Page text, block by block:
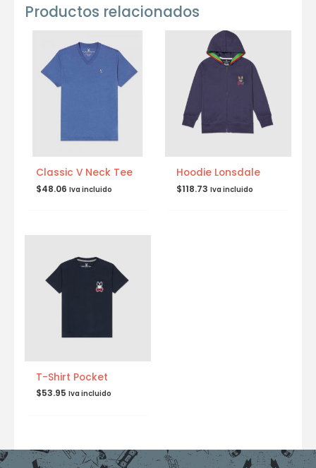
Productos relacionados
Classic V Neck Tee
$48.06 Iva incluido
Hoodie Lonsdale
$118.73 Iva incluido
T-Shirt Pocket
$53.95 Iva incluido